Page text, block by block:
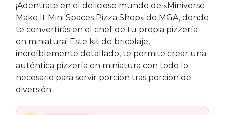
¡Adéntrate en el delicioso mundo de «Miniverse
Make It Mini Spaces Pizza Shop» de MGA, donde
te convertirás en el chef de tu propia pizzería
en miniatura! Este kit de bricolaje,
increíblemente detallado, te permite crear una
auténtica pizzería en miniatura con todo lo
necesario para servir porción tras porción de
diversión.